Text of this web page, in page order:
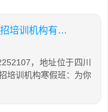
四川单招培训机构寒假班，四川单招培训机构有哪些
，地址位于四川
培训机构寒假班：为你